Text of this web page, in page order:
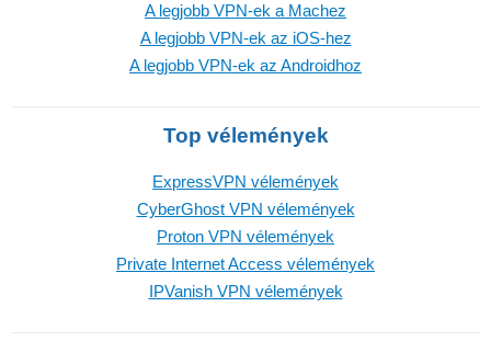
A legjobb VPN-ek a Machez
A legjobb VPN-ek az iOS-hez
A legjobb VPN-ek az Androidhoz
Top vélemények
ExpressVPN vélemények
CyberGhost VPN vélemények
Proton VPN vélemények
Private Internet Access vélemények
IPVanish VPN vélemények